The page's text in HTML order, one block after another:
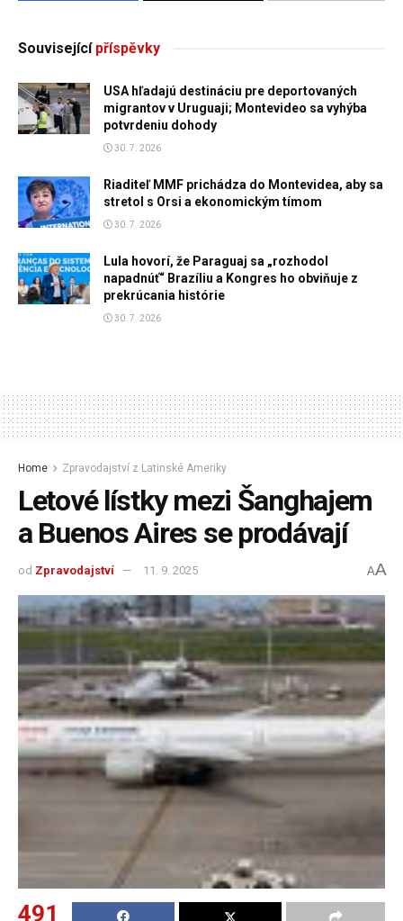
Souvisejícípříspěvky
USA hľadajú destináciu pre deportovaných
migrantov v Uruguaji; Montevideo sa vyhýba
potvrdeniu dohody
30. 7. 2026
Riaditeľ MMF prichádza do Montevidea, aby sa
stretol s Orsi a ekonomickým tímom
30. 7. 2026
Lula hovorí, že Paraguaj sa „rozhodol
napadnúť“ Brazíliu a Kongres ho obviňuje z
prekrúcania histórie
30. 7. 2026
Home Zpravodajství z Latinské Ameriky
Letové lístky mezi Šanghajem
a Buenos Aires se prodávají
od Zpravodajství 11. 9. 2025 AA
491